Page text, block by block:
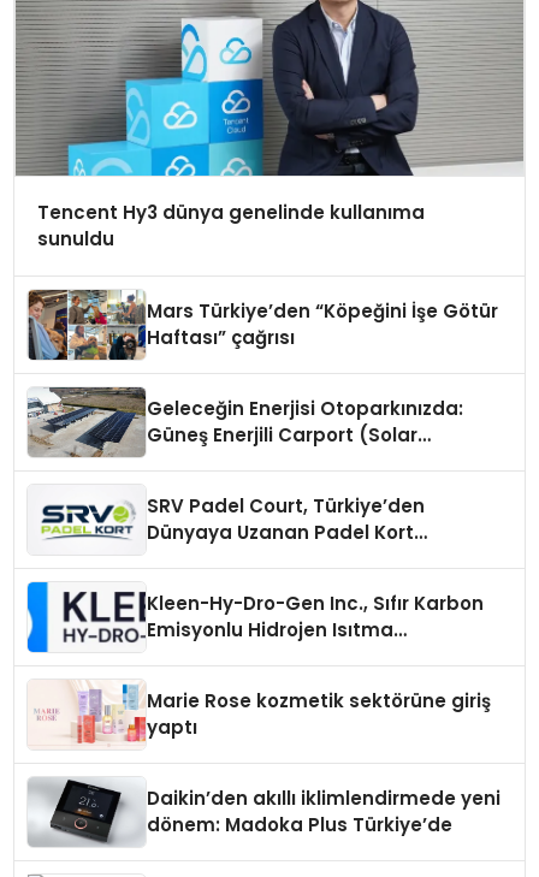
Tencent Hy3 dünya genelinde kullanıma
sunuldu
Mars Türkiye’den “Köpeğini İşe Götür
Haftası” çağrısı
Geleceğin Enerjisi Otoparkınızda:
Güneş Enerjili Carport (Solar
SRV Padel Court, Türkiye’den
Dünyaya Uzanan Padel Kort
Kleen-Hy-Dro-Gen Inc., Sıfır Karbon
Emisyonlu Hidrojen Isıtma
Marie Rose kozmetik sektörüne giriş
yaptı
Daikin’den akıllı iklimlendirmede yeni
dönem: Madoka Plus Türkiye’de